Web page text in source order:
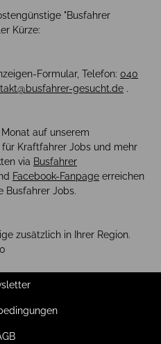
"Busfahrer
Kürze:
Formular, Telefon: 040
gesucht.de .
auf unserem
Kraftfahrer Jobs und mehr
via Busfahrer
Facebook-Fanpage erreichen
Busfahrer Jobs.
zusätzlich in Ihrer Region.